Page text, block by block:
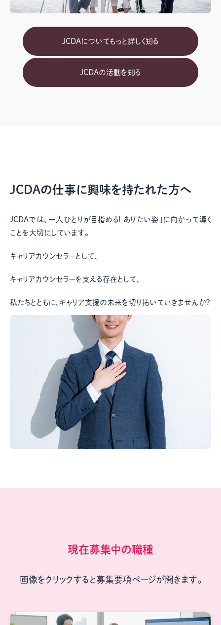
JCDAについてもっと詳しく知る
JCDAの活動を知る
JCDAの仕事に興味を持たれた方へ
JCDAでは、一人ひとりが目指める「ありたい姿」に向かって導く
ことを大切にしています。
キャリアカウンセラーとして、
キャリアカウンセラーを支える存在として、
私たちとともに、キャリア支援の未来を切り拓いていきませんか？
現在募集中の職種
画像をクリックすると募集要項ページが開きます。